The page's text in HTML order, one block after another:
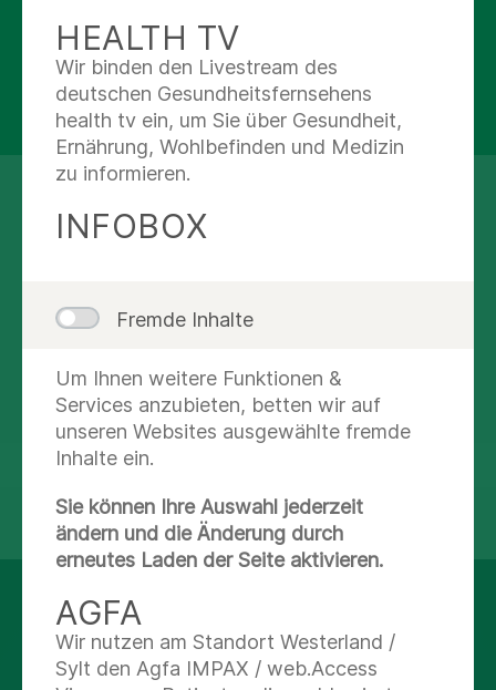
Jarrestraße 2-6
22303 Hamburg
Details anzeigen
Abteilungsübersicht
Route planen
teilen tweet
AUF DEM LAUFENDEN
BLEIBEN
HEALTH TV
Wir binden den Livestream des
deutschen Gesundheitsfernsehens
health tv ein, um Sie über Gesundheit,
Ernährung, Wohlbefinden und Medizin
zu informieren.
INFOBOX
Fremde Inhalte
Um Ihnen weitere Funktionen &
Services anzubieten, betten wir auf
unseren Websites ausgewählte fremde
Inhalte ein.
Sie können Ihre Auswahl jederzeit
ändern und die Änderung durch
erneutes Laden der Seite aktivieren.
AGFA
Wir nutzen am Standort Westerland /
Sylt den Agfa IMPAX / web.Access